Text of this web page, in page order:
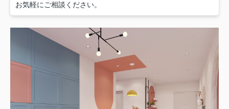
お気軽にご相談ください。